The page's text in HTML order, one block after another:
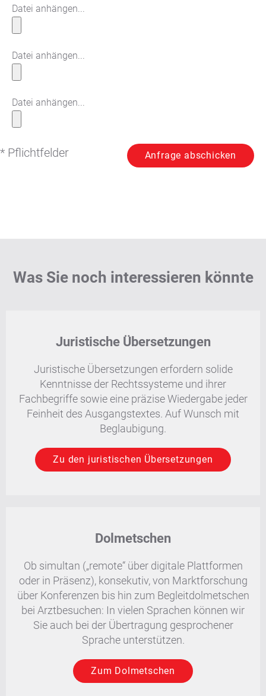
Datei anhängen...
Datei anhängen...
Datei anhängen...
* Pflichtfelder
Was Sie noch interessieren könnte
Juristische Übersetzungen
Juristische Übersetzungen erfordern solide
Kenntnisse der Rechtssysteme und ihrer
Fachbegriffe sowie eine präzise Wiedergabe jeder
Feinheit des Ausgangstextes. Auf Wunsch mit
Beglaubigung.
Zu den juristischen Übersetzungen
Dolmetschen
Ob simultan („remote“ über digitale Plattformen
oder in Präsenz), konsekutiv, von Marktforschung
über Konferenzen bis hin zum Begleitdolmetschen
bei Arztbesuchen: In vielen Sprachen können wir
Sie auch bei der Übertragung gesprochener
Sprache unterstützen.
Zum Dolmetschen